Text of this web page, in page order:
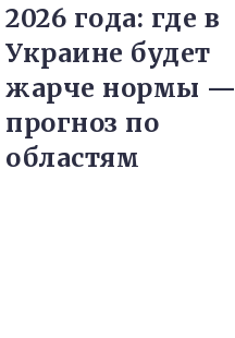
2026 года: где в
Украине будет
жарче нормы —
прогноз по
областям